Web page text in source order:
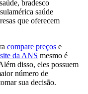
que oferecem
compare preços e
site da ANS mesmo é
disso, eles possuem
número de
sua decisão.